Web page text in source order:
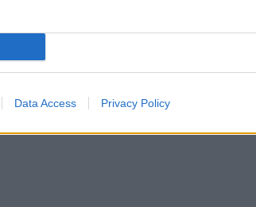
Data Access Privacy Policy